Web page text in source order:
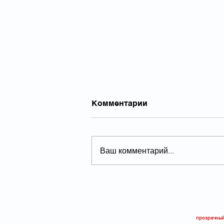
Комментарии
Ваш комментарий...